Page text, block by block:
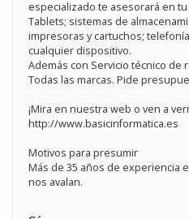
especializado te asesorará en
Tablets; sistemas de
impresoras y cartuchos;
cualquier dispositivo.
Además con Servicio técnico
Todas las marcas. Pide
¡Mira en nuestra web o ven a
http://www.basicinformatica.es
Motivos para presumir
Más de 35 años de experiencia
nos avalan.